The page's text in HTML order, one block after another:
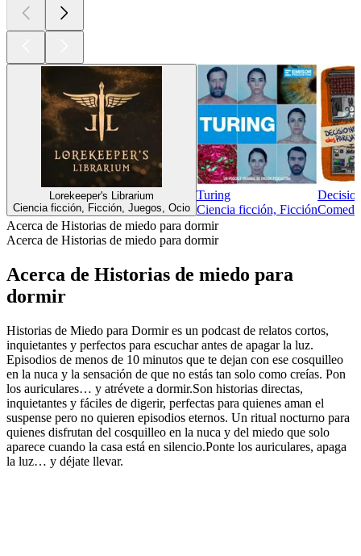
Lorekeeper's Librarium
Ciencia ficción, Ficción, Juegos, Ocio
Turing
Ciencia ficción, Ficción
Acerca de Historias de miedo para dormir
Acerca de Historias de miedo para dormir
Acerca de Historias de miedo para
dormir
Historias de Miedo para Dormir es un podcast de relatos cortos,
inquietantes y perfectos para escuchar antes de apagar la luz.
Episodios de menos de 10 minutos que te dejan con ese cosquilleo
en la nuca y la sensación de que no estás tan solo como creías. Pon
los auriculares… y atrévete a dormir.Son historias directas,
inquietantes y fáciles de digerir, perfectas para quienes aman el
suspense pero no quieren episodios eternos. Un ritual nocturno para
quienes disfrutan del cosquilleo en la nuca y del miedo que solo
aparece cuando la casa está en silencio.Ponte los auriculares, apaga
la luz… y déjate llevar.